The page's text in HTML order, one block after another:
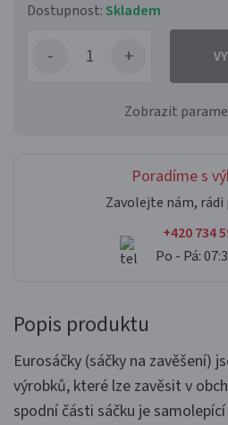
Dostupnost:Skladem
Zobrazit
Poradíme s
Zavolejte nám,
+420 734
Po - Pá:
Popis produktu
Eurosáčky (sáčky na zavěšení)
výrobků, které lze zavěsit v
spodní části sáčku je